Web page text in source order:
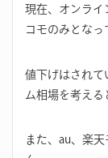
現在、オンラ
コモのみとなっ
値下げはされて
ム相場を考える
また、au、楽